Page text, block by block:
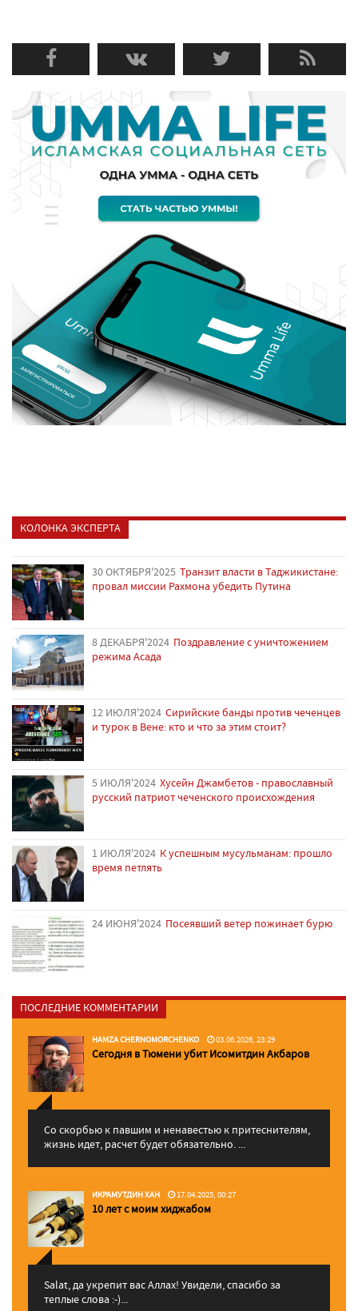
КОЛОНКА ЭКСПЕРТА
30 ОКТЯБРЯ'2025 Транзит власти в Таджикистане:
провал миссии Рахмона убедить Путина
8 ДЕКАБРЯ'2024 Поздравление с уничтожением
режима Асада
12 ИЮЛЯ'2024 Сирийские банды против чеченцев
и турок в Вене: кто и что за этим стоит?
5 ИЮЛЯ'2024 Хусейн Джамбетов - православный
русский патриот чеченского происхождения
1 ИЮЛЯ'2024 К успешным мусульманам: прошло
время петлять
24 ИЮНЯ'2024 Посеявший ветер пожинает бурю
ПОСЛЕДНИЕ КОММЕНТАРИИ
HAMZA CHERNOMORCHENKO 03.06.2026, 23:29
Сегодня в Тюмени убит Исомитдин Акбаров
Со скорбью к павшим и ненавестью к притеснителям,
жизнь идет, расчет будет обязательно. ...
ИКРАМУТДИН ХАН 17.04.2025, 00:27
10 лет с моим хиджабом
Salat, да укрепит вас Аллаx! Увидели, спасибо за
теплые слова :-)...